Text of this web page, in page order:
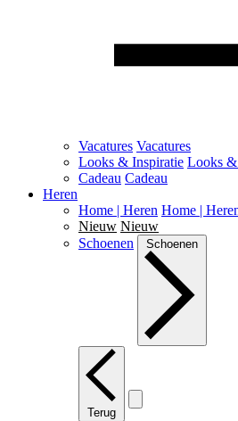
Vacatures Vacatures
Looks & Inspiratie Looks
Cadeau Cadeau
Heren
Home | Heren Home |
Nieuw Nieuw
Schoenen
Schoenen
Terug